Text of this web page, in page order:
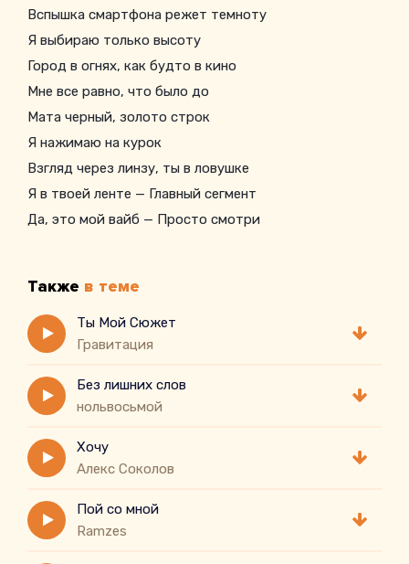
Вспышка смартфона режет темноту
Я выбираю только высоту
Город в огнях, как будто в кино
Мне все равно, что было до
Мата черный, золото строк
Я нажимаю на курок
Взгляд через линзу, ты в ловушке
Я в твоей ленте — Главный сегмент
Да, это мой вайб — Просто смотри
Ноль уведомлений, мы на репите
В самом эпичном нашем визите
Я твой главный тент
Также в теме
Ты Мой Сюжет
Гравитация
Без лишних слов
нольвосьмой
Хочу
Алекс Соколов
Пой со мной
Ramzes